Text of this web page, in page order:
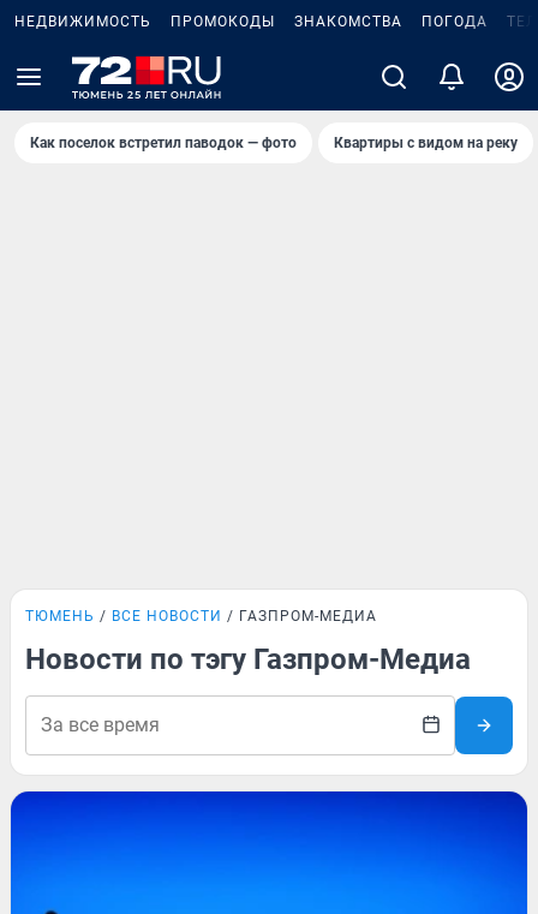
НЕДВИЖИМОСТЬ ПРОМОКОДЫ ЗНАКОМСТВА ПОГОДА
Как поселок встретил паводок — фото Квартиры с видом на реку
ТЮМЕНЬ ВСЕ НОВОСТИ ГАЗПРОМ-МЕДИА
Новости по тэгу Газпром-Медиа